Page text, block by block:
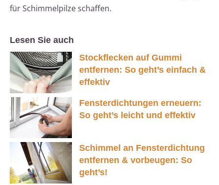
für Schimmelpilze schaffen.
Lesen Sie auch
Stockflecken auf Gummi
entfernen: So geht’s einfach &
effektiv
Fensterdichtungen erneuern:
So geht’s leicht und effektiv
Schimmel an Fensterdichtung
entfernen & vorbeugen: So
geht’s!